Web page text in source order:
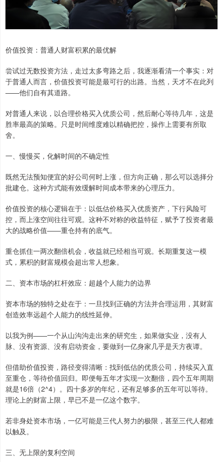
价值投资：普通人财富积累的最优解
尝试过无数投资方法，走过太多弯路之后，我逐渐看清一个事实：对
于普通人而言，价值投资可能是最可行的出路。当然，天才不在此列
——他们自有其道路。
对普通人来说，以合理价格买入优质公司，然后耐心等待几年，这是
胜率最高的策略。只是时间维度难以精确把控，操作上需要有所取
舍。
一、慢慢买，化解时间的不确定性
既然无法预知便宜的好公司何时上涨，但方向正确，那么可以选择分
批建仓。这种方式能有效缓解时间成本带来的心理压力。
价值投资的核心逻辑在于：以低估价格买入优质资产，下行风险可
控，而上涨空间往往可观。这种不对称的收益特征，赋予了投资者最
大的战略价值——重仓持有的底气。
重仓抓住一两次翻倍机会，收益就已经相当可观。长期重复这一模
式，累积的财富规模会超出常人想象。
二、资本市场的杠杆效应：超越个人能力的边界
资本市场的独特之处在于：一旦找到正确的方法并合理运用，其财富
创造效率远超个人能力的线性延伸。
以我为例——一个从山沟沟走出来的研究生，如果做实业，没有人
脉、没有资源、没有启动资金，要做到一亿身家几乎是天方夜谭。
但借助价值投资，路径变得清晰：找到低估的优质公司，持续买入直
至重仓，等待价值回归。即便每五年才实现一次翻倍，四个五年周期
就是16倍（2^4）。四十多岁的年纪，还有足够多的五年可以等待。
理论上的财富上限，早已不是一亿这个数字。
若非身处资本市场，一亿可能是三代人努力的极限，甚至三代人都难
以触及。
三、无上限的复利空间